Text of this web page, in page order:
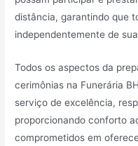
distância, garantindo que
independentemente de
Todos os aspectos da
cerimônias na Funerária
serviço de excelência,
proporcionando conforto
comprometidos em